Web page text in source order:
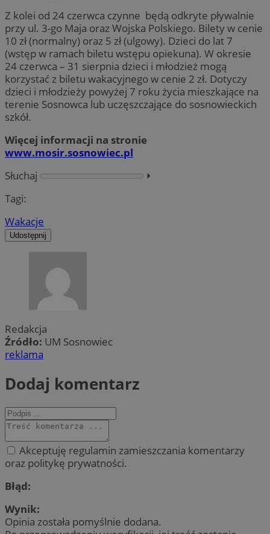
Z kolei od 24 czerwca czynne będą odkryte pływalnie
przy ul. 3-go Maja oraz Wojska Polskiego. Bilety w cenie
10 zł (normalny) oraz 5 zł (ulgowy). Dzieci do lat 7
(wstęp w ramach biletu wstępu opiekuna). W okresie
24 czerwca – 31 sierpnia dzieci i młodzież mogą
korzystać z biletu wakacyjnego w cenie 2 zł. Dotyczy
dzieci i młodzieży powyżej 7 roku życia mieszkające na
terenie Sosnowca lub uczęszczające do sosnowieckich
szkół.
Więcej informacji na stronie
www.mosir.sosnowiec.pl
Słuchaj
⏵︎
Tagi:
Wakacje
Udostępnij
Redakcja
Źródło: UM Sosnowiec
reklama
Dodaj komentarz
Akceptuję regulamin zamieszczania komentarzy
oraz politykę prywatności.
Błąd:
Wynik:
Opinia została pomyślnie dodana.